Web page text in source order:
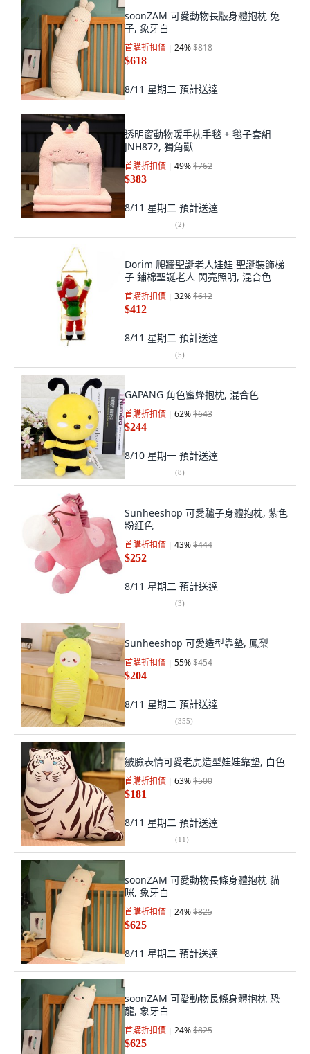
soonZAM 可愛動物長版身體抱枕 兔
子, 象牙白
首購折扣價 24%$818
$618
8/11 星期二 預計送達
透明窗動物暖手枕手毯 + 毯子套組
JNH872, 獨角獸
首購折扣價 49%$762
$383
8/11 星期二 預計送達
(2)
Dorim 爬牆聖誕老人娃娃 聖誕裝飾梯
子 鋪棉聖誕老人 閃亮照明, 混合色
首購折扣價 32%$612
$412
8/11 星期二 預計送達
(5)
GAPANG 角色蜜蜂抱枕, 混合色
首購折扣價 62%$643
$244
8/10 星期一 預計送達
(8)
Sunheeshop 可愛驢子身體抱枕, 紫色
粉紅色
首購折扣價 43%$444
$252
8/11 星期二 預計送達
(3)
Sunheeshop 可愛造型靠墊, 鳳梨
首購折扣價 55%$454
$204
8/11 星期二 預計送達
(355)
皺臉表情可愛老虎造型娃娃靠墊, 白色
首購折扣價 63%$500
$181
8/11 星期二 預計送達
(11)
soonZAM 可愛動物長條身體抱枕 貓
咪, 象牙白
首購折扣價 24%$825
$625
8/11 星期二 預計送達
soonZAM 可愛動物長條身體抱枕 恐
龍, 象牙白
首購折扣價 24%$825
$625